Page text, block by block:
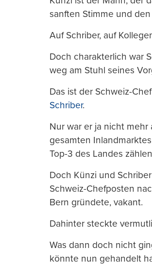
sanften Stimme und
Auf Schriber, auf
Doch charakterlich war
weg am Stuhl seines
Das ist der Schweiz-
Schriber.
Nur war er ja nicht mehr
gesamten
Top-3 des Landes
Doch Künzi und
Schweiz-Chefposten
Bern gründete, vakant.
Dahinter steckte
Was dann doch nicht
könnte nun gehandelt